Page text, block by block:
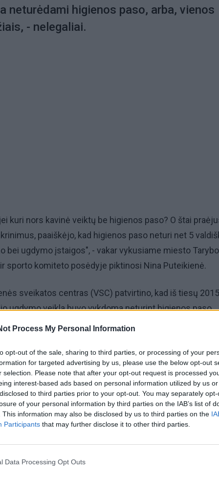
Process My Personal Information
opt-out of the sale, sharing to third parties, or processing of your
for targeted advertising by us, please use the below opt-out
selection. Please note that after your opt-out request is processed
interest-based ads based on personal information utilized by us
to third parties prior to your opt-out. You may separately
of your personal information by third parties on the IAB’s list of
This information may also be disclosed by us to third parties on the
Participants that may further disclose it to other third parties.
Data Processing Opt Outs
neturėdami higienos paso, arba, vienos
- nelegaliai.
kuri nors kavinė veiktų be higienos paso? O štai
paaiškėjo, kad higienos paso neturi net 5
bei ugdymo įstaigos", - vakar vykusiame miesto
sporto komiteto posėdyje piktinosi Nina Puteikienė.
sveikatos centras (VSC) patvirtino, kad iš tiesų 2015
ugdymo veikla buvo vykdoma neturint higienos paso
ir "Obelėlė", taip pat - Vydūno gimnazijoje,
higienos paso pernai veikė viešosios įstaigos
Academy", Klaipėdos tarptautinė talentų mokykla bei
mokykla.